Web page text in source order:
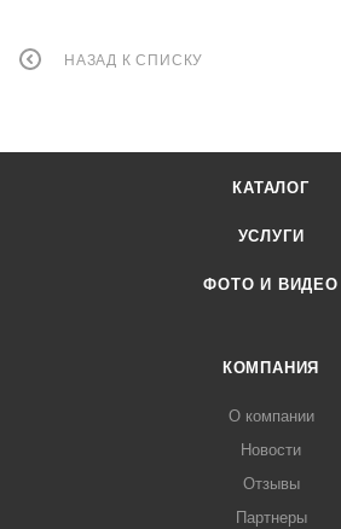
НАЗАД К СПИСКУ
КАТАЛОГ
УСЛУГИ
ФОТО И ВИДЕО
КОМПАНИЯ
О компании
Новости
Отзывы
Партнеры